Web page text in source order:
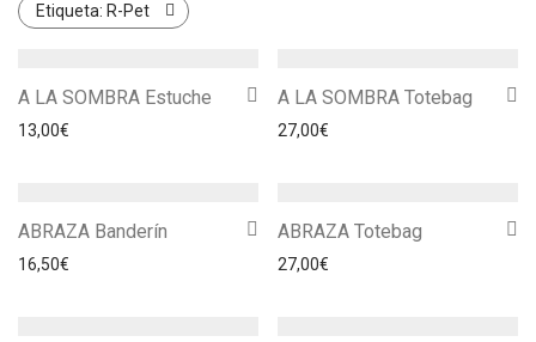
Etiqueta: R-Pet
A LA SOMBRA Estuche
13,00€
A LA SOMBRA Totebag
27,00€
ABRAZA Banderín
16,50€
ABRAZA Totebag
27,00€